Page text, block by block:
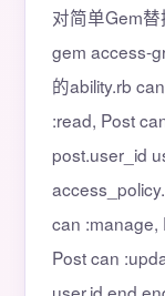
对简单Gem
gem access-
的ability.rb
:read, Post
post.user_id
can :manage,
Post can